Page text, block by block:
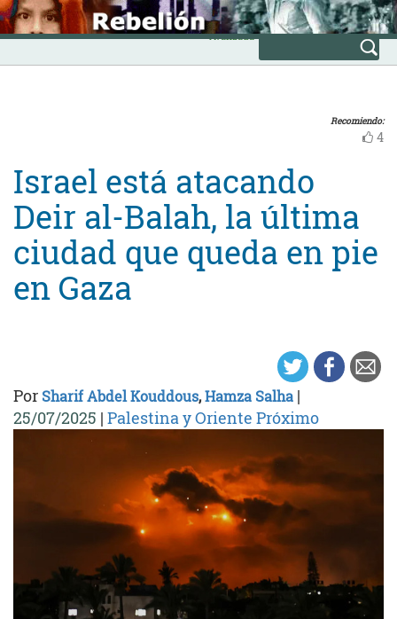
Skip
to
content
INICIO
Avanzada
Recomiendo:
4
Israel está atacando
Deir al-Balah, la última
ciudad que queda en pie
en Gaza
Por Sharif Abdel Kouddous,Hamza Salha |
25/07/2025 | Palestina y Oriente Próximo